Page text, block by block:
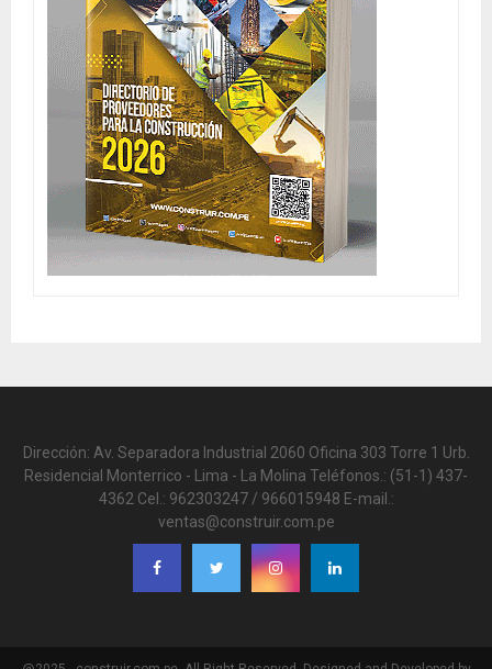
Dirección: Av. Separadora Industrial 2060 Oficina 303 Torre 1 Urb.
Residencial Monterrico - Lima - La Molina Teléfonos.: (51-1) 437-
4362 Cel.: 962303247 / 966015948 E-mail.:
ventas@construir.com.pe